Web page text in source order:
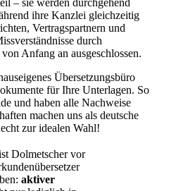
ihre Kanzlei gleichzeitig
Vertragspartnern und
durch
Anfang an ausgeschlossen.
Übersetzungsbüro
für Ihre Unterlagen. So
und haben alle Nachweise
machen uns als deutsche
zur idealen Wahl!
Dolmetscher vor
aktiver